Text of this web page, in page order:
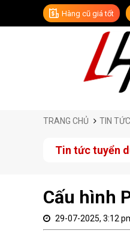
Hàng cũ giá tốt
TRANG CHỦ TIN TỨC
Tin tức tuyển
Cấu hình
29-07-2025, 3:12